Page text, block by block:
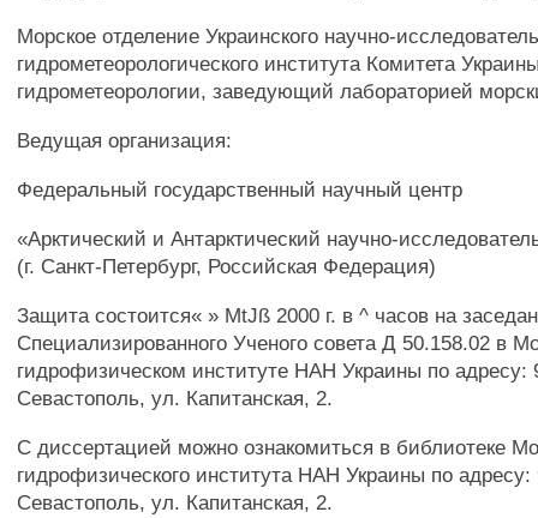
Морское отделение Украинского научно-
гидрометеорологического института Комитета
гидрометеорологии, заведующий лабораторией
Ведущая организация:
Федеральный государственный научный центр
«Арктический и Антарктический научно-
(г. Санкт-Петербург, Российская Федерация)
Защита состоится« » MtJß 2000 г. в ^ часов на
Специализированного Ученого совета Д 50.158.02 в
гидрофизическом институте HAH Украины по адресу:
Севастополь, ул. Капитанская, 2.
С диссертацией можно ознакомиться в библиотеке
гидрофизического института HAH Украины по адресу:
Севастополь, ул. Капитанская, 2.